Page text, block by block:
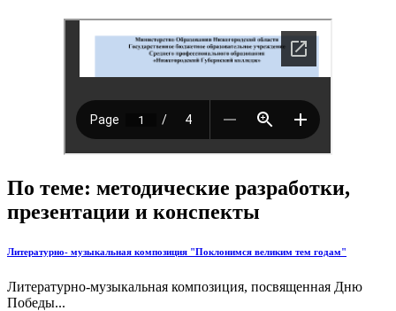
По теме: методические разработки,
презентации и конспекты
Литературно- музыкальная композиция "Поклонимся великим тем годам"
Литературно-музыкальная композиция, посвященная Дню
Победы...